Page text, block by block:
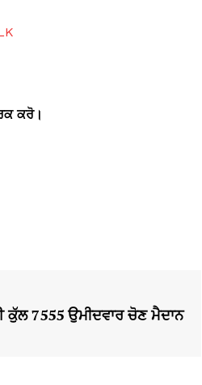
ਕਰੋ।
7555 ਉਮੀਦਵਾਰ ਚੋਣ ਮੈਦਾਨ